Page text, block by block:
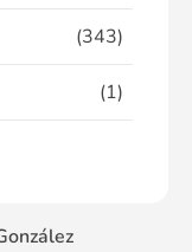
(343)
(1)